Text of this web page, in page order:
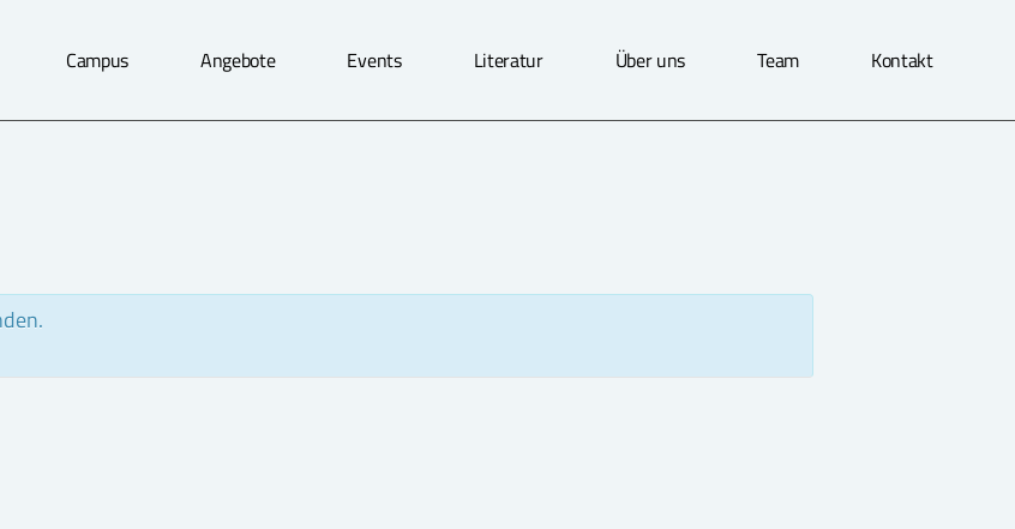
Campus Angebote Events Literatur Über uns Team Kontakt